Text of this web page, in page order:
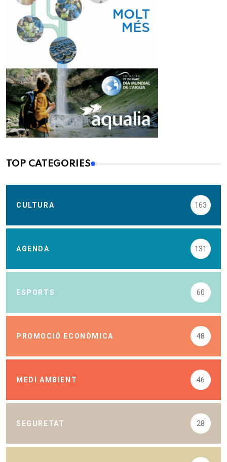
TOP CATEGORIES
CULTURA 163
AGENDA 131
ESPORTS 60
PROMOCIÓ ECONÒMICA 48
MEDI AMBIENT 46
SEGURETAT 28